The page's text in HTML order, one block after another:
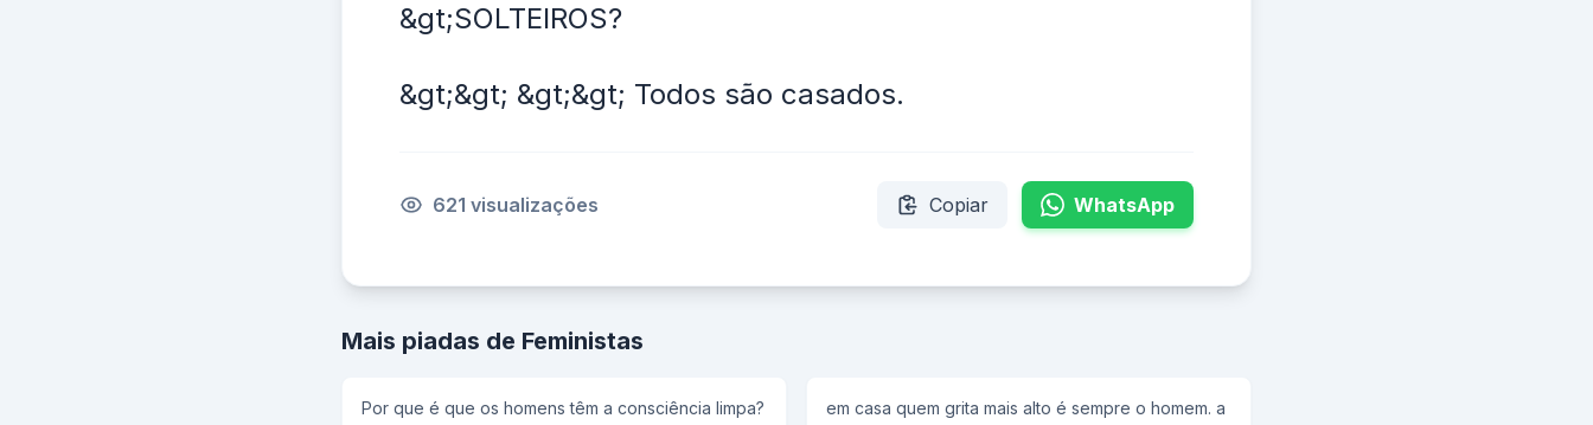
&gt;SOLTEIROS?
&gt;&gt; &gt;&gt; Todos são casados.
621 visualizações Copiar WhatsApp
Mais piadas de Feministas
Por que é que os homens têm a consciência limpa?
em casa quem grita mais alto é sempre o homem. a